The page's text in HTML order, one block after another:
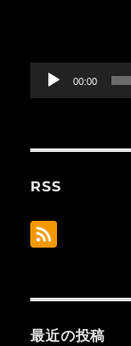
ー
00:00
RSS
最近の投稿